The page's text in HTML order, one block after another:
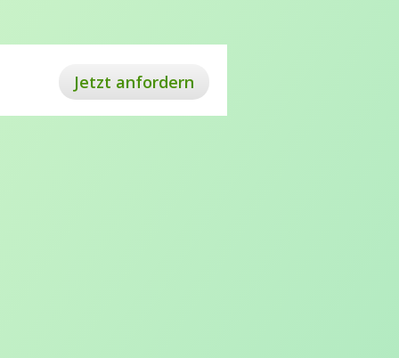
Jetzt anfordern